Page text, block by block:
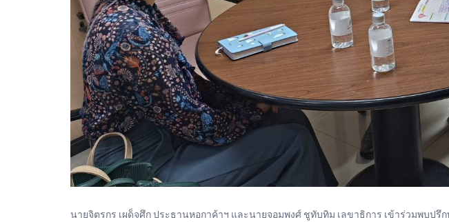
นายจิตรกร เผด็จศึก ประธานหอกาค้าฯ และนายจอมพงศ์ ชูทับทิม เลขาธิการ เข้าร่วมพบป